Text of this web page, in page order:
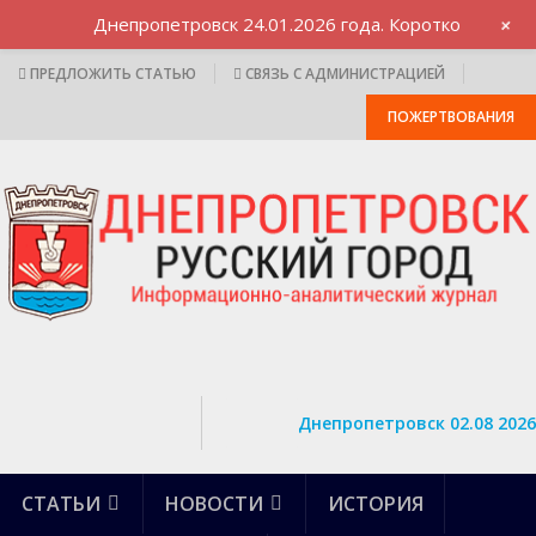
ПРЕДЛОЖИТЬ СТАТЬЮ СВЯЗЬ С АДМИНИСТРАЦИЕЙ
ПОЖЕРТВОВАНИЯ
Днепропетровск 02.08 2026
СТАТЬИ НОВОСТИ ИСТОРИЯ
Днепропетровск 24.01.2026 года. Коротко +